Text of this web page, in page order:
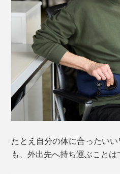
たとえ自分の体に合ったい
も、外出先へ持ち運ぶことは